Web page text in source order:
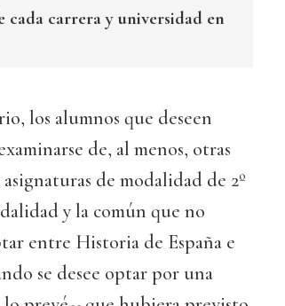
cada carrera y universidad en
los alumnos que deseen
de, al menos, otras
de modalidad de 2º
y la común que no
entre Historia de España e
se desee optar por una